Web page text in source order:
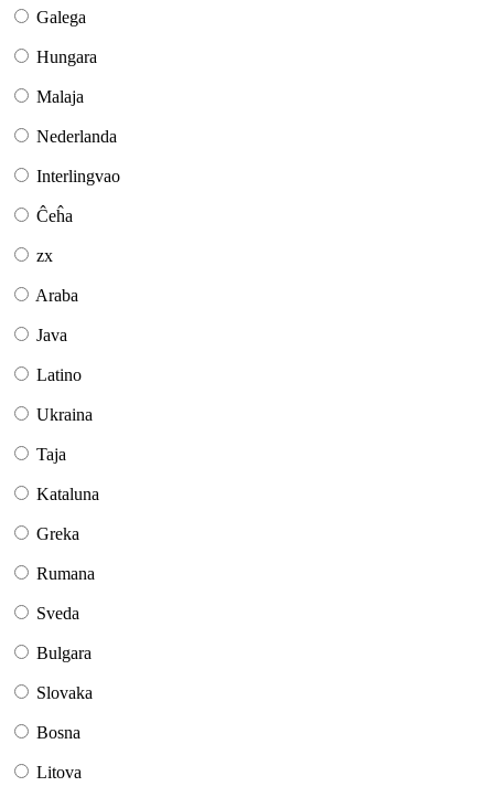
Galega
Hungara
Malaja
Nederlanda
Interlingvao
Ĉeĥa
zx
Araba
Java
Latino
Ukraina
Taja
Kataluna
Greka
Rumana
Sveda
Bulgara
Slovaka
Bosna
Litova